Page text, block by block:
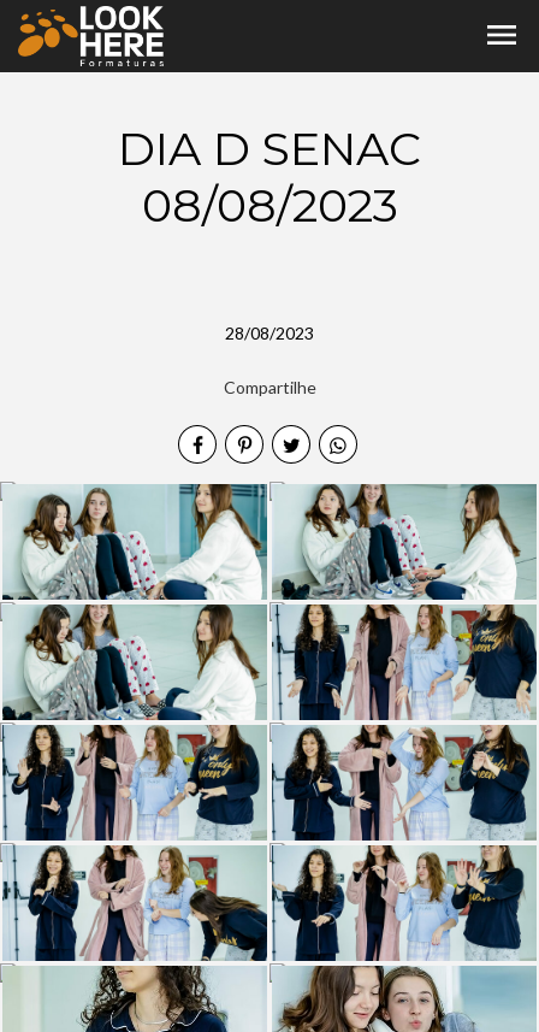
menu
DIA D SENAC
08/08/2023
28/08/2023
Compartilhe